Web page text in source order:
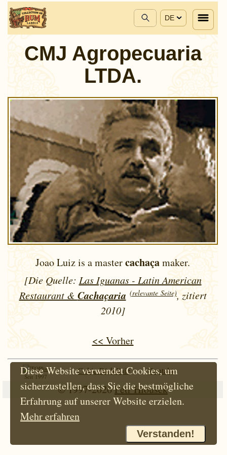
DE
CMJ Agropecuaria
LTDA.
Joao Luiz is a mastercachaçamaker.
[Die Quelle: Las Iguanas - Latin American
Restaurant & Cachaçaria (relevante Seite), zitiert
2010]
<< Vorher
Seit 1997
Cokie-Richtlinie Kontakt
© 1997-2026Petr Hloušek
Diese Website verwendet Cookies, um
sicherzustellen, dass Sie die bestmögliche
Erfahrung auf unserer Website erzielen.
Mehr erfahren
Verstanden!